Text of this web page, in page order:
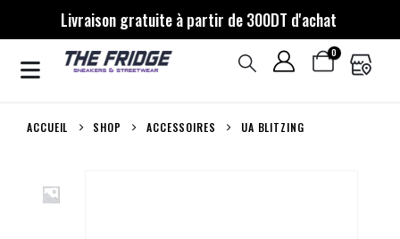
Livraison gratuite à partir de 300DT d'achat
0
ACCUEIL SHOP ACCESSOIRES UA BLITZING